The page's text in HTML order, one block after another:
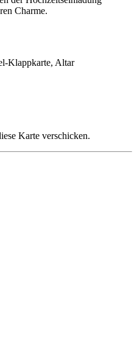
Charme.
Klappkarte, Altar
Karte verschicken.